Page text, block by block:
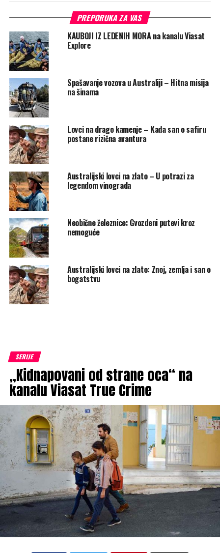
PREPORUKA ZA VAS
KAUBOJI IZ LEDENIH MORA na kanalu Viasat
Explore
Spašavanje vozova u Australiji – Hitna misija
na šinama
Lovci na drago kamenje – Kada san o safiru
postane rizična avantura
Australijski lovci na zlato – U potrazi za
legendom vinograda
Neobične železnice: Gvozdeni putevi kroz
nemoguće
Australijski lovci na zlato: Znoj, zemlja i san o
bogatstvu
SERIJE
„Kidnapovani od strane oca“ na
kanalu Viasat True Crime